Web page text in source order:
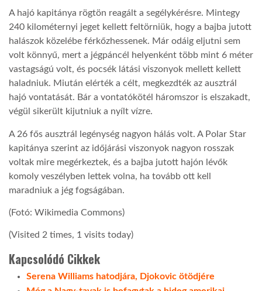
DOBRAVERO.HU
LATIMO.HU
GLOBOBOOK
A hajó kapitánya rögtön reagált a segélykérésre. Mintegy
240 kilométernyi jeget kellett feltörniük, hogy a bajba jutott
halászok közelébe férkőzhessenek. Már odáig eljutni sem
volt könnyű, mert a jégpáncél helyenként több mint 6 méter
vastagságú volt, és pocsék látási viszonyok mellett kellett
haladniuk. Miután elérték a célt, megkezdték az ausztrál
hajó vontatását. Bár a vontatókötél háromszor is elszakadt,
végül sikerült kijutniuk a nyílt vízre.
A 26 fős ausztrál legénység nagyon hálás volt. A Polar Star
kapitánya szerint az időjárási viszonyok nagyon rosszak
voltak mire megérkeztek, és a bajba jutott hajón lévők
komoly veszélyben lettek volna, ha tovább ott kell
maradniuk a jég fogságában.
(Fotó: Wikimedia Commons)
(Visited 2 times, 1 visits today)
Kapcsolódó Cikkek
Serena Williams hatodjára, Djokovic ötödjére